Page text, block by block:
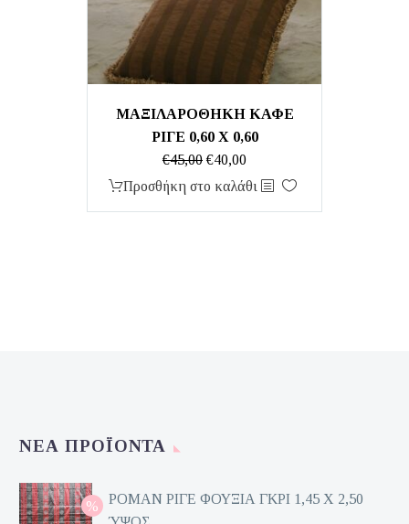
ΜΑΞΙΛΑΡΟΘΗΚΗ ΚΑΦΕ
ΡΙΓΕ 0,60 X 0,60
€45,00 Original
price
€40,00Η
τρέχουσα
Προσθήκη στο καλάθι
ΝΈΑ ΠΡΟΪΌΝΤΑ
ΡΟΜΑΝ ΡΙΓΕ ΦΟΥΞΙΑ ΓΚΡΙ 1,45 Χ 2,50